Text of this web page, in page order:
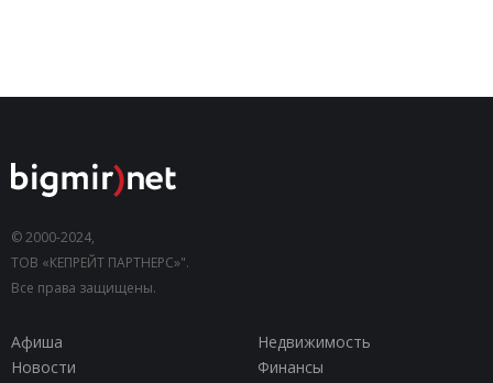
© 2000-2024,
ТОВ «КЕПРЕЙТ ПАРТНЕРС»".
Все права защищены.
Афиша
Недвижимость
Новости
Финансы